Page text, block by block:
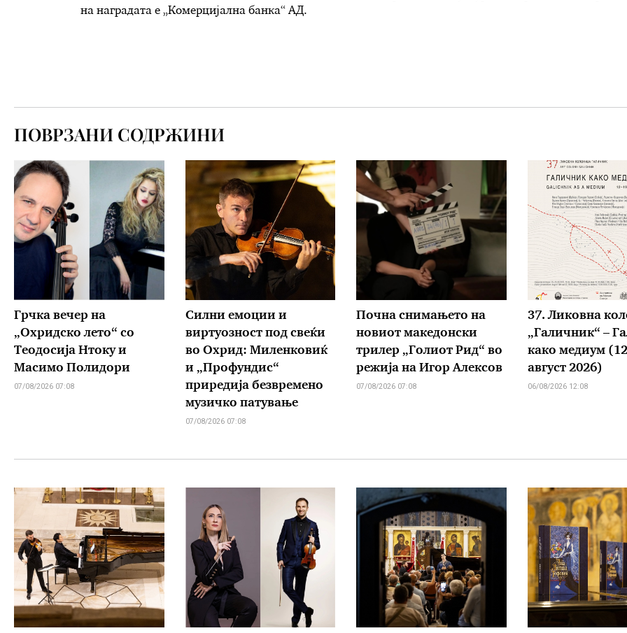
на наградата е „Комерцијална банка“ АД.
ПОВРЗАНИ СОДРЖИНИ
Грчка вечер на
„Охридско лето“ со
Теодосија Нтоку и
Масимо Полидори
07/08/2026 07:08
Силни емоции и
виртуозност под свеќи
во Охрид: Миленковиќ
и „Профундис“
приредија безвремено
музичко патување
07/08/2026 07:08
Почна снимањето на
новиот македонски
трилер „Голиот Рид“ во
режија на Игор Алексов
07/08/2026 07:08
37. Ликовна
„Галичник“ –
како медиум
август 2026)
06/08/2026 12:08